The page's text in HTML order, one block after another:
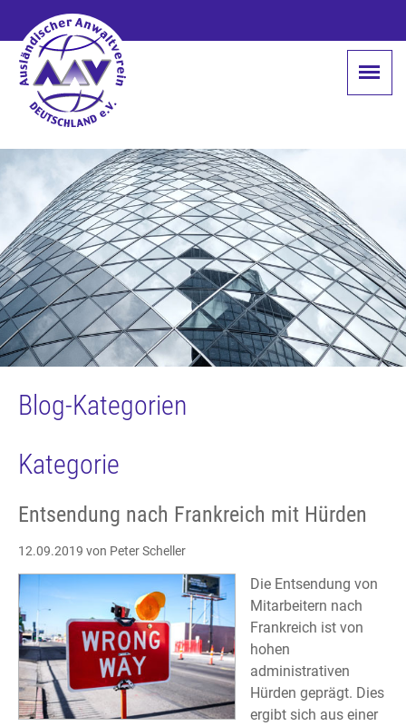
Blog-Kategorien
Kategorie
Entsendung nach Frankreich mit Hürden
12.09.2019 von Peter Scheller
Die Entsendung von
Mitarbeitern nach
Frankreich ist von
hohen
administrativen
Hürden geprägt. Dies
ergibt sich aus einer